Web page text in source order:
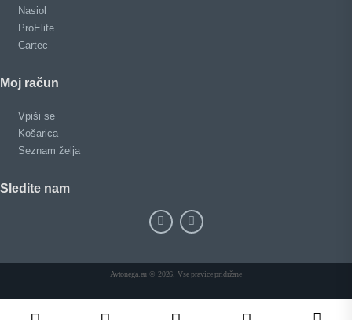
Nasiol
ProElite
Cartec
Moj račun
Vpiši se
Košarica
Seznam želja
Sledite nam
Avtonega.eu © 2026. Vse pravice pridržane